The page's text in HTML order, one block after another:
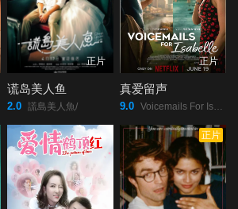
正片
谎岛美人鱼
2.0 謊島美人魚/
正片
真爱留声
9.0 Voicemails For Isabelle/
正片